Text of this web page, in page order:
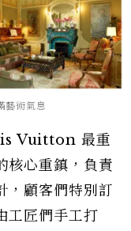
術氣息
Vuitton 最重
核心重鎮，負責
，顧客們特別訂
工匠們手工打